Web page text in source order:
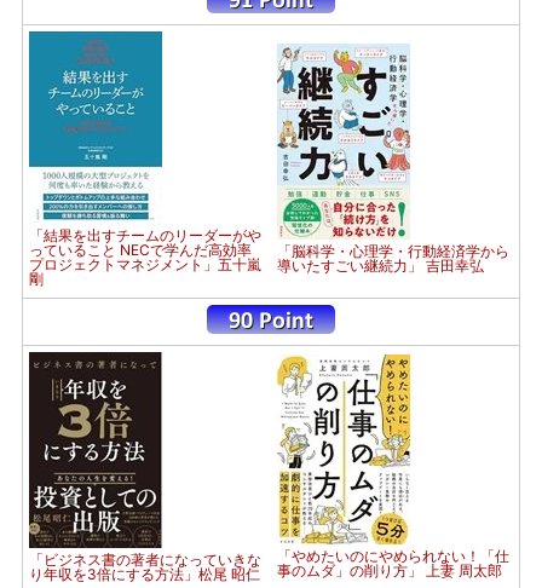
「結果を出すチームのリーダーがや
っていること NECで学んだ高効率
プロジェクトマネジメント」五十嵐
剛
「脳科学・心理学・行動経済学から
導いたすごい継続力」 吉田幸弘
「ビジネス書の著者になっていきな
り年収を3倍にする方法」松尾 昭仁
「やめたいのにやめられない！「仕
事のムダ」の削り方」 上妻 周太郎